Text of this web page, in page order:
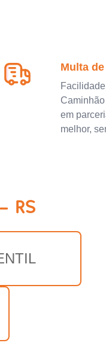
Multa
em
melhor,
RS